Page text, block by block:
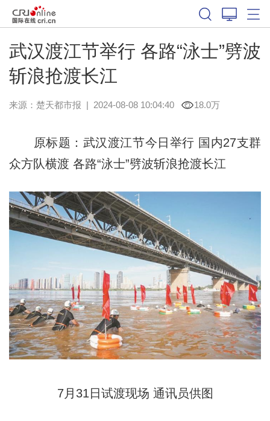
武汉渡江节举行 各路“泳士”劈波
斩浪抢渡长江
来源： 楚天都市报 | 2024-08-08 10:04:40 18.0万
原标题：武汉渡江节今日举行 国内27支群
众方队横渡 各路“泳士”劈波斩浪抢渡长江
7月31日试渡现场 通讯员供图